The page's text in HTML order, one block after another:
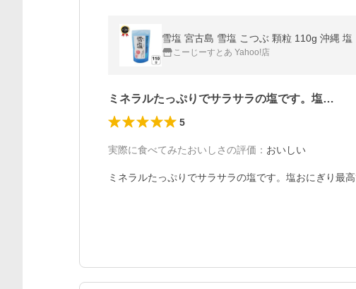
雪塩 宮古島 雪塩 こつぶ 顆粒 110g 沖縄
こーじーすとあ Yahoo!店
ミネラルたっぷりでサラサラの塩です。塩…
5
実際に食べてみたおいしさの評価 ： おいしい
ミネラルたっぷりでサラサラの塩です。塩おにぎり最